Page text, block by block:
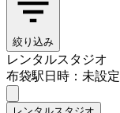
絞り込み
レンタルスタジオ
布袋駅日時：未設定